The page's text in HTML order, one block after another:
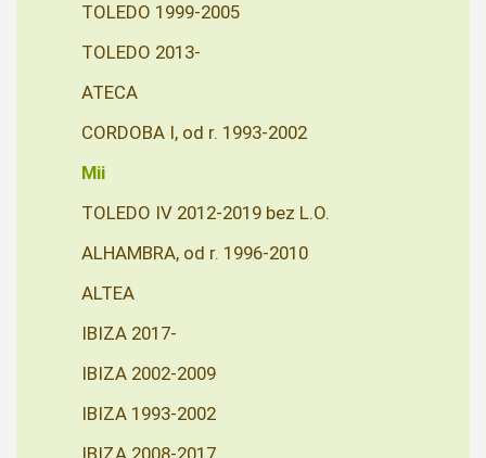
TOLEDO 1999-2005
TOLEDO 2013-
ATECA
CORDOBA I, od r. 1993-2002
Mii
TOLEDO IV 2012-2019 bez L.O.
ALHAMBRA, od r. 1996-2010
ALTEA
IBIZA 2017-
IBIZA 2002-2009
IBIZA 1993-2002